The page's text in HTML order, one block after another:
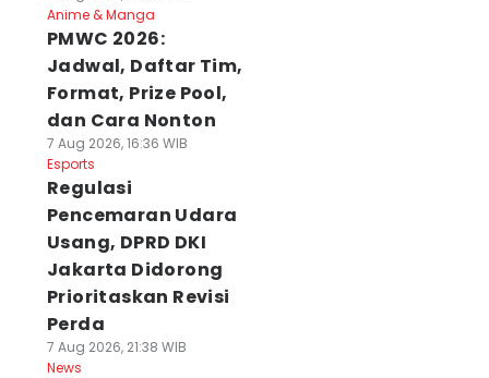
Anime & Manga
PMWC 2026:
Jadwal, Daftar Tim,
Format, Prize Pool,
dan Cara Nonton
7 Aug 2026, 16:36 WIB
Esports
Regulasi
Pencemaran Udara
Usang, DPRD DKI
Jakarta Didorong
Prioritaskan Revisi
Perda
7 Aug 2026, 21:38 WIB
News